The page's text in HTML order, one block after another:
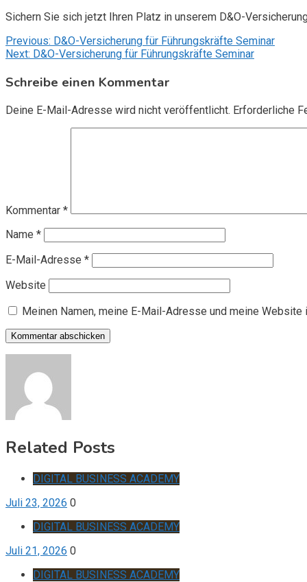
Sichern Sie sich jetzt Ihren Platz in unserem D&O-
Beitragsnavigation
Previous: D&O-Versicherung für Führungskräfte Seminar
Next: D&O-Versicherung für Führungskräfte Seminar
Schreibe einen Kommentar
Deine E-Mail-Adresse wird nicht veröffentlicht. Erforderliche
Kommentar *
Name *
E-Mail-Adresse *
Website
Meinen Namen, meine E-Mail-Adresse und meine
Related Posts
DIGITAL BUSINESS ACADEMY
Juli 23, 2026 0
DIGITAL BUSINESS ACADEMY
Juli 21, 2026 0
DIGITAL BUSINESS ACADEMY